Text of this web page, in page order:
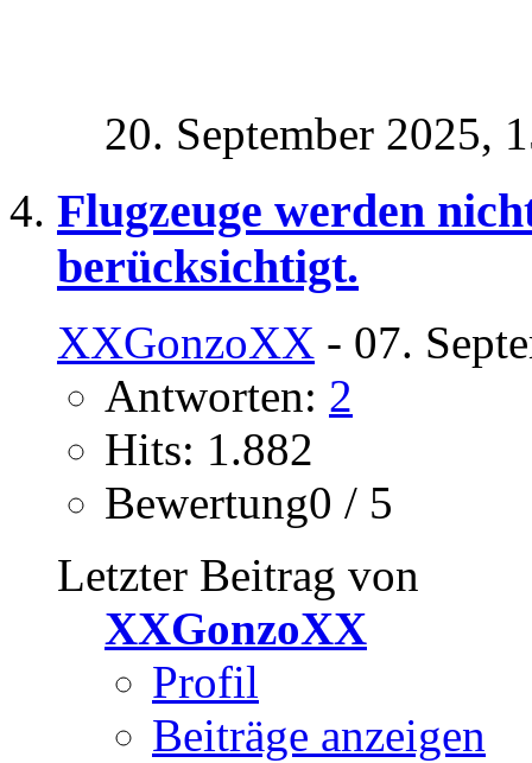
20. September 2025,
Flugzeuge werden
berücksichtigt.
XXGonzoXX - 07.
Antworten: 2
Hits: 1.882
Bewertung0 / 5
Letzter Beitrag von
XXGonzoXX
Profil
Beiträge anzeigen